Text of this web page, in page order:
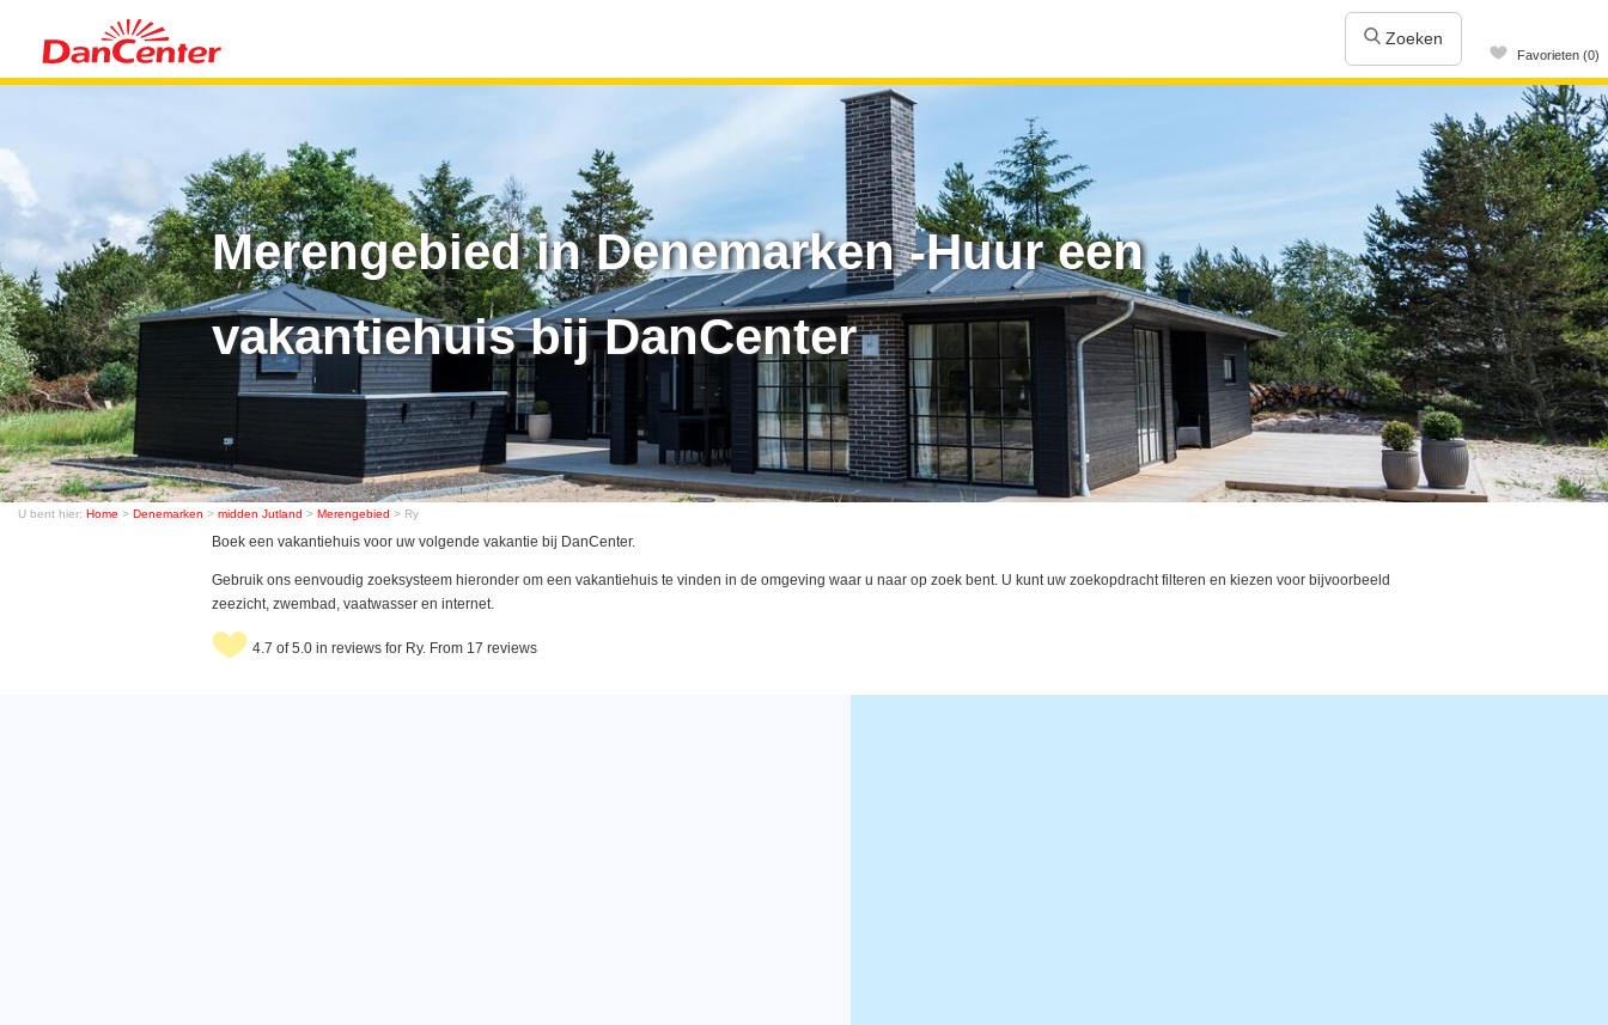
Zoeken
Favorieten (0)
Merengebied in Denemarken -Huur een
vakantiehuis bij DanCenter
U bent hier: Home > Denemarken > midden Jutland > Merengebied > Ry
Boek een vakantiehuis voor uw volgende vakantie bij DanCenter.
Gebruik ons eenvoudig zoeksysteem hieronder om een vakantiehuis te vinden in de omgeving waar u naar op zoek bent. U kunt uw zoekopdracht filteren en kiezen voor bijvoorbeeld
zeezicht, zwembad, vaatwasser en internet.
4.7 of 5.0 in reviews for Ry. From 17 reviews